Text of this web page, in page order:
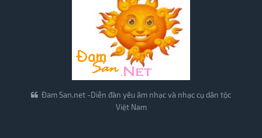
Đam San.net -Diễn đàn yêu âm nhạc và nhạc cụ dân tộc
Việt Nam